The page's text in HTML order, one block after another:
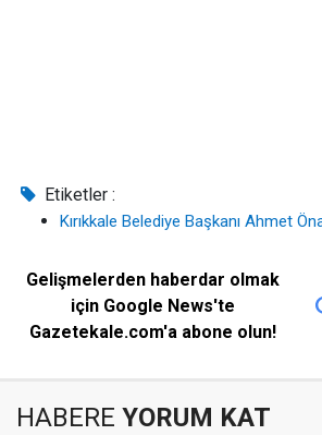
Etiketler :
Kırıkkale Belediye Başkanı Ahmet
Gelişmelerden haberdar olmak
için Google News'te
Gazetekale.com'a abone olun!
HABERE YORUM KAT